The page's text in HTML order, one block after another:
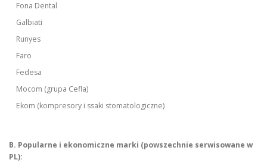
Fona Dental
Galbiati
Runyes
Faro
Fedesa
Mocom (grupa Cefla)
Ekom (kompresory i ssaki stomatologiczne)
B. Popularne i ekonomiczne marki (powszechnie serwisowane w
PL):